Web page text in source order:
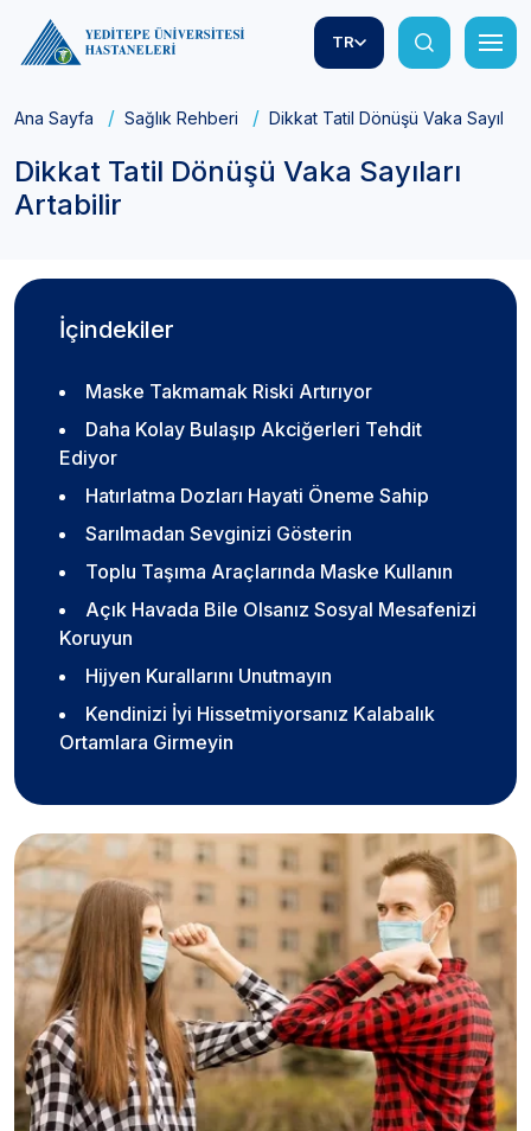
TR
Ana Sayfa Sağlık Rehberi Dikkat Tatil Dönüşü Vaka Sayıları
Dikkat Tatil Dönüşü Vaka Sayıları
Artabilir
İçindekiler
Maske Takmamak Riski Artırıyor
Daha Kolay Bulaşıp Akciğerleri Tehdit
Ediyor
Hatırlatma Dozları Hayati Öneme Sahip
Sarılmadan Sevginizi Gösterin
Toplu Taşıma Araçlarında Maske Kullanın
Açık Havada Bile Olsanız Sosyal Mesafenizi
Koruyun
Hijyen Kurallarını Unutmayın
Kendinizi İyi Hissetmiyorsanız Kalabalık
Ortamlara Girmeyin